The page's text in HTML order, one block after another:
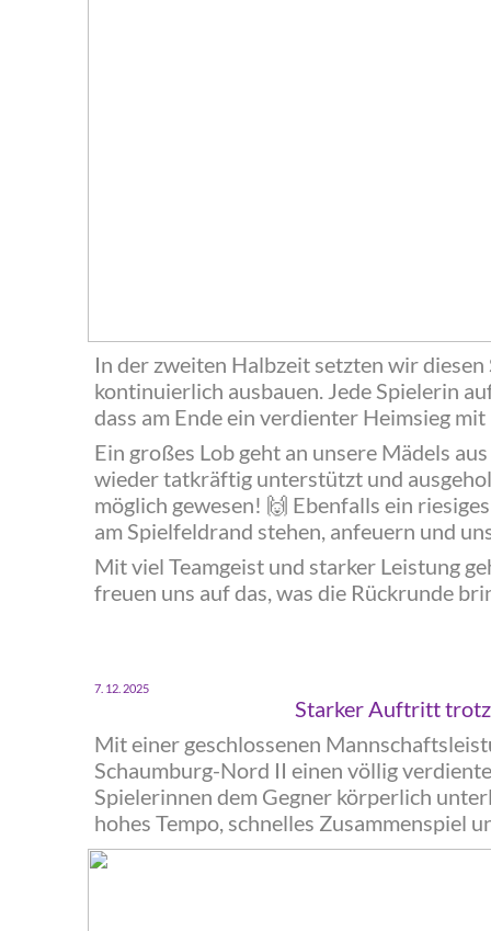
In der zweiten Halbzeit setzten wir
kontinuierlich ausbauen. Jede Spielerin
dass am Ende ein verdienter Heimsieg
‍Ein großes Lob geht an unsere Mädels
wieder tatkräftig unterstützt und
möglich gewesen! 🙌 Ebenfalls ein
am Spielfeldrand stehen, anfeuern und
‍Mit viel Teamgeist und starker Leistung
freuen uns auf das, was die Rückrunde
‍7. 12. 2025
‍Starker Auftritt
‍Mit einer geschlossenen
Schaumburg-Nord II einen völlig
Spielerinnen dem Gegner körperlich
hohes Tempo, schnelles Zusammenspiel